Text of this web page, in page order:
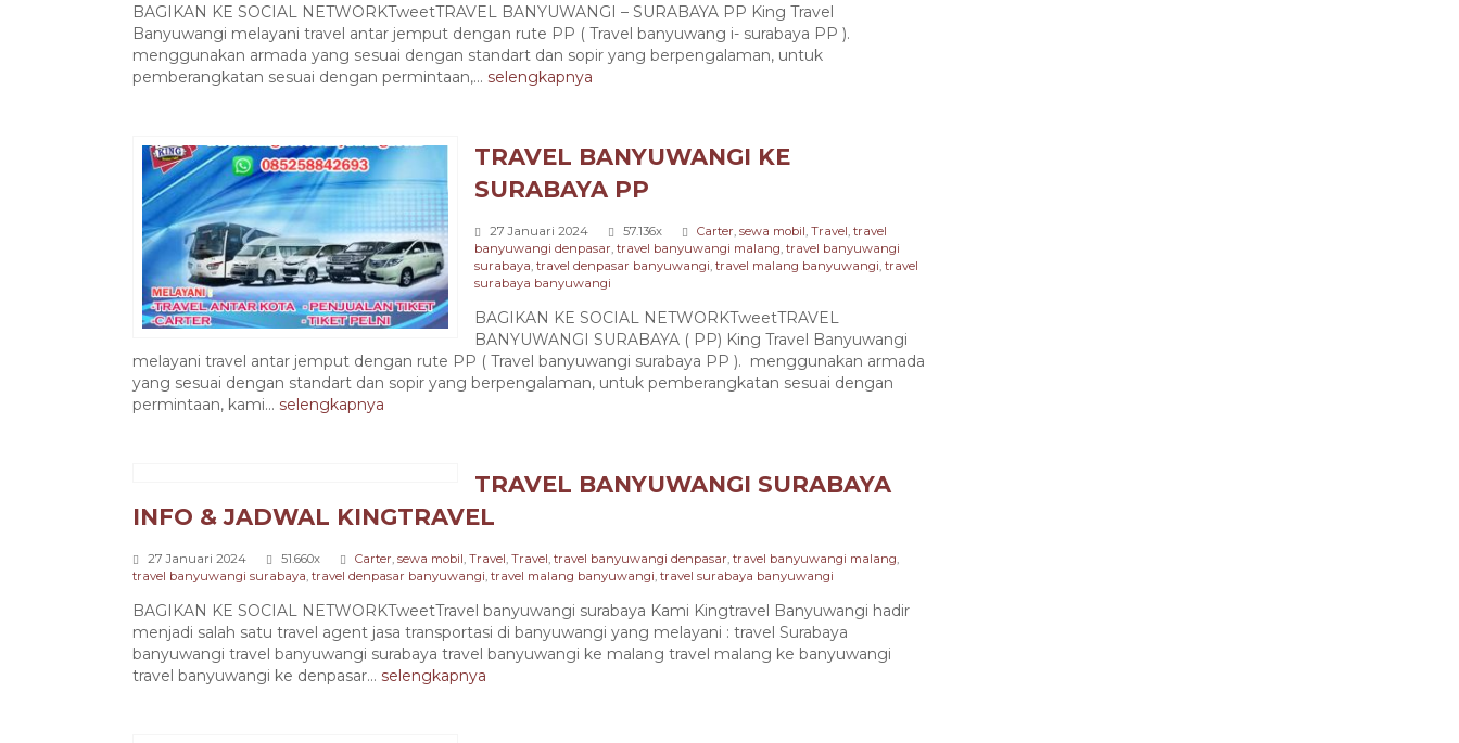
BAGIKAN KE SOCIAL NETWORKTweetTRAVEL BANYUWANGI – SURABAYA PP King Travel
Banyuwangi melayani travel antar jemput dengan rute PP ( Travel banyuwang i- surabaya PP ).
menggunakan armada yang sesuai dengan standart dan sopir yang berpengalaman, untuk
pemberangkatan sesuai dengan permintaan,... selengkapnya
TRAVEL BANYUWANGI KE
SURABAYA PP
27 Januari 2024 57.136x Carter, sewa mobil, Travel, travel
banyuwangi denpasar, travel banyuwangi malang, travel banyuwangi
surabaya, travel denpasar banyuwangi, travel malang banyuwangi, travel
surabaya banyuwangi
BAGIKAN KE SOCIAL NETWORKTweetTRAVEL
BANYUWANGI SURABAYA ( PP) King Travel Banyuwangi
melayani travel antar jemput dengan rute PP ( Travel banyuwangi surabaya PP ). menggunakan armada
yang sesuai dengan standart dan sopir yang berpengalaman, untuk pemberangkatan sesuai dengan
permintaan, kami... selengkapnya
TRAVEL BANYUWANGI SURABAYA
INFO & JADWAL KINGTRAVEL
27 Januari 2024 51.660x Carter, sewa mobil, Travel, Travel, travel banyuwangi denpasar, travel banyuwangi malang,
travel banyuwangi surabaya, travel denpasar banyuwangi, travel malang banyuwangi, travel surabaya banyuwangi
BAGIKAN KE SOCIAL NETWORKTweetTravel banyuwangi surabaya Kami Kingtravel Banyuwangi hadir
menjadi salah satu travel agent jasa transportasi di banyuwangi yang melayani : travel Surabaya
banyuwangi travel banyuwangi surabaya travel banyuwangi ke malang travel malang ke banyuwangi
travel banyuwangi ke denpasar... selengkapnya